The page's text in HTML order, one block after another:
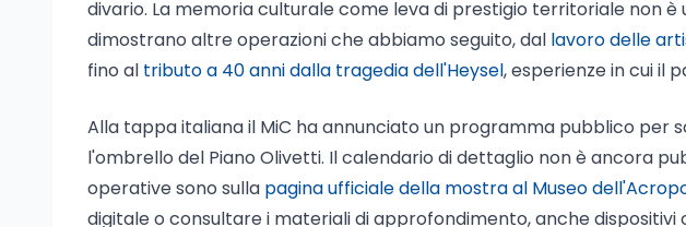
divario. La memoria culturale come leva di prestigio territoriale non
dimostrano altre operazioni che abbiamo seguito, dal lavoro delle
fino al tributo a 40 anni dalla tragedia dell'Heysel, esperienze in cui il
Alla tappa italiana il MiC ha annunciato un programma pubblico per
l'ombrello del Piano Olivetti. Il calendario di dettaglio non è ancora
operative sono sulla pagina ufficiale della mostra al Museo
digitale o consultare i materiali di approfondimento, anche dispositivi